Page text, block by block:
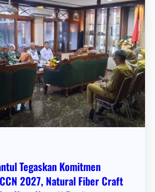
Tegaskan Komitmen
2027, Natural Fiber Craft